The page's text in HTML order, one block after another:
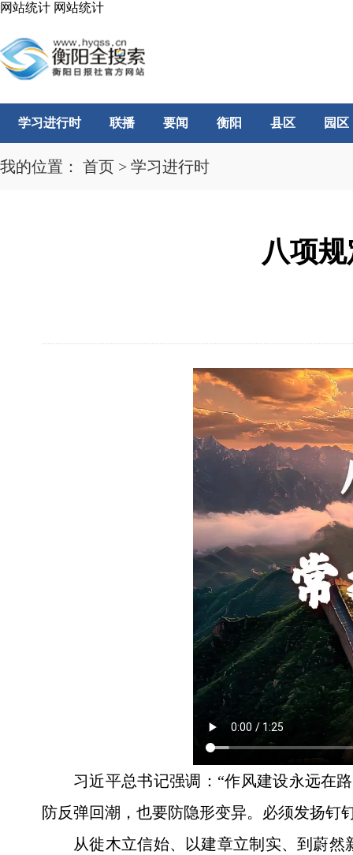
网站统计 网站统计
学习进行时 联播 要闻 衡阳 县区 园区
我的位置： 首页 > 学习进行时
八项
习近平总书记强调：“作风建设永远在
防反弹回潮，也要防隐形变异。必须发扬钉
从徙木立信始、以建章立制实、到蔚